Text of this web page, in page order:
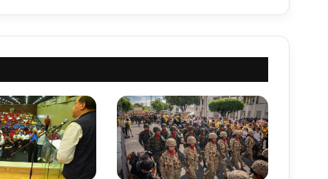
s
a
o
e
n
P
a
i
l